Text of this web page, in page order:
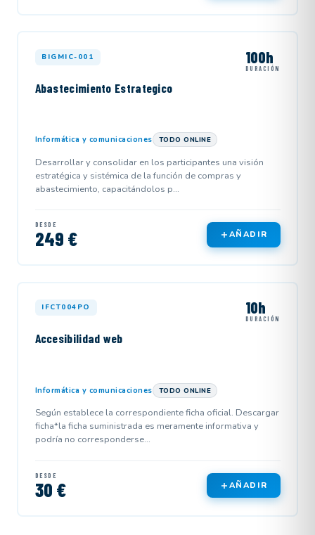
BIGMIC-001 100h
DURACIÓN
Abastecimiento Estrategico
Informática y comunicaciones TODO ONLINE
Desarrollar y consolidar en los participantes una visión
estratégica y sistémica de la función de compras y
abastecimiento, capacitándolos p...
DESDE
249 € AÑADIR
IFCT004PO 10h
DURACIÓN
Accesibilidad web
Informática y comunicaciones TODO ONLINE
Según establece la correspondiente ficha oficial. Descargar
ficha*la ficha suministrada es meramente informativa y
podría no corresponderse...
DESDE
30 € AÑADIR